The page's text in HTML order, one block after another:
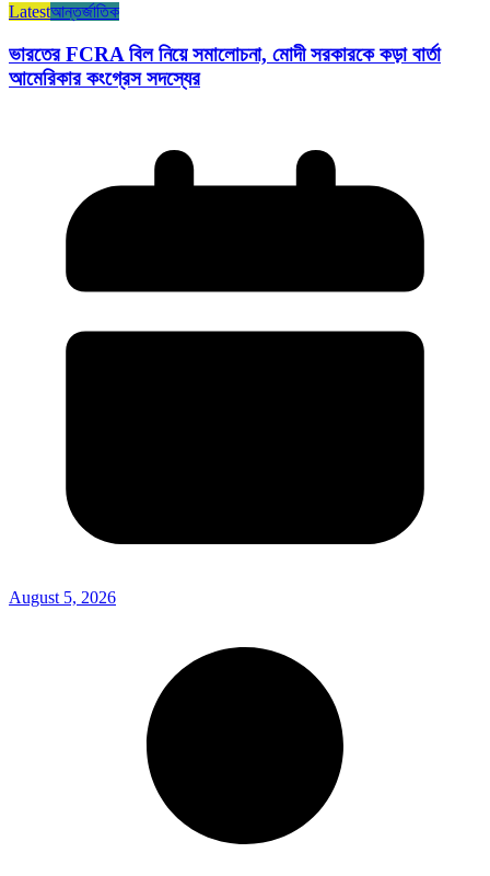
Latestআন্তর্জাতিক
ভারতের FCRA বিল নিয়ে সমালোচনা, মোদী সরকারকে কড়া বার্তা
আমেরিকার কংগ্রেস সদস্যের
August 5, 2026